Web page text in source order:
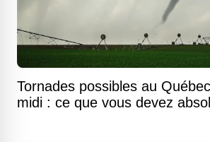
Tornades possibles au
midi : ce que vous devez